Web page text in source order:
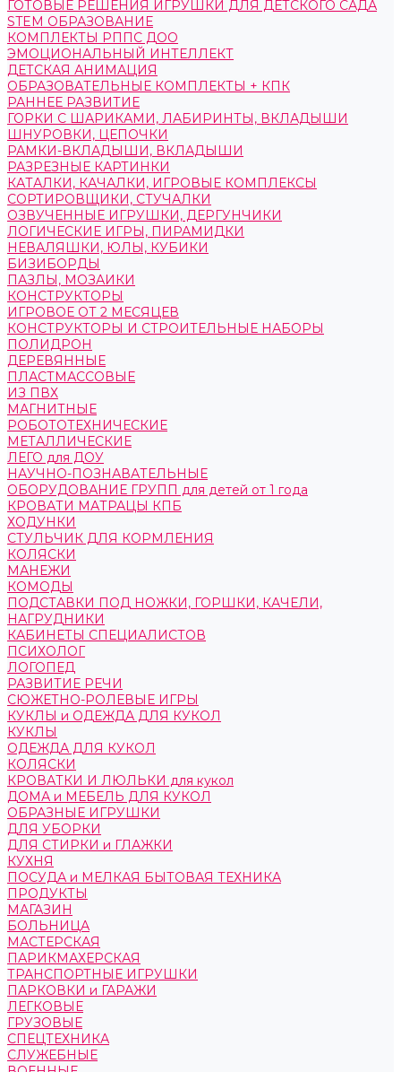
ГОТОВЫЕ РЕШЕНИЯ ИГРУШКИ ДЛЯ ДЕТСКОГО САДА
STEM ОБРАЗОВАНИЕ
КОМПЛЕКТЫ РППС ДОО
ЭМОЦИОНАЛЬНЫЙ ИНТЕЛЛЕКТ
ДЕТСКАЯ АНИМАЦИЯ
ОБРАЗОВАТЕЛЬНЫЕ КОМПЛЕКТЫ + КПК
РАННЕЕ РАЗВИТИЕ
ГОРКИ С ШАРИКАМИ, ЛАБИРИНТЫ, ВКЛАДЫШИ
ШНУРОВКИ, ЦЕПОЧКИ
РАМКИ-ВКЛАДЫШИ, ВКЛАДЫШИ
РАЗРЕЗНЫЕ КАРТИНКИ
КАТАЛКИ, КАЧАЛКИ, ИГРОВЫЕ КОМПЛЕКСЫ
СОРТИРОВЩИКИ, СТУЧАЛКИ
ОЗВУЧЕННЫЕ ИГРУШКИ, ДЕРГУНЧИКИ
ЛОГИЧЕСКИЕ ИГРЫ, ПИРАМИДКИ
НЕВАЛЯШКИ, ЮЛЫ, КУБИКИ
БИЗИБОРДЫ
ПАЗЛЫ, МОЗАИКИ
КОНСТРУКТОРЫ
ИГРОВОЕ ОТ 2 МЕСЯЦЕВ
КОНСТРУКТОРЫ И СТРОИТЕЛЬНЫЕ НАБОРЫ
ПОЛИДРОН
ДЕРЕВЯННЫЕ
ПЛАСТМАССОВЫЕ
ИЗ ПВХ
МАГНИТНЫЕ
РОБОТОТЕХНИЧЕСКИЕ
МЕТАЛЛИЧЕСКИЕ
ЛЕГО для ДОУ
НАУЧНО-ПОЗНАВАТЕЛЬНЫЕ
ОБОРУДОВАНИЕ ГРУПП для детей от 1 года
КРОВАТИ МАТРАЦЫ КПБ
ХОДУНКИ
СТУЛЬЧИК ДЛЯ КОРМЛЕНИЯ
КОЛЯСКИ
МАНЕЖИ
КОМОДЫ
ПОДСТАВКИ ПОД НОЖКИ, ГОРШКИ, КАЧЕЛИ,
НАГРУДНИКИ
КАБИНЕТЫ СПЕЦИАЛИСТОВ
ПСИХОЛОГ
ЛОГОПЕД
РАЗВИТИЕ РЕЧИ
СЮЖЕТНО-РОЛЕВЫЕ ИГРЫ
КУКЛЫ и ОДЕЖДА ДЛЯ КУКОЛ
КУКЛЫ
ОДЕЖДА ДЛЯ КУКОЛ
КОЛЯСКИ
КРОВАТКИ И ЛЮЛЬКИ для кукол
ДОМА и МЕБЕЛЬ ДЛЯ КУКОЛ
ОБРАЗНЫЕ ИГРУШКИ
ДЛЯ УБОРКИ
ДЛЯ СТИРКИ и ГЛАЖКИ
КУХНЯ
ПОСУДА и МЕЛКАЯ БЫТОВАЯ ТЕХНИКА
ПРОДУКТЫ
МАГАЗИН
БОЛЬНИЦА
МАСТЕРСКАЯ
ПАРИКМАХЕРСКАЯ
ТРАНСПОРТНЫЕ ИГРУШКИ
ПАРКОВКИ и ГАРАЖИ
ЛЕГКОВЫЕ
ГРУЗОВЫЕ
СПЕЦТЕХНИКА
СЛУЖЕБНЫЕ